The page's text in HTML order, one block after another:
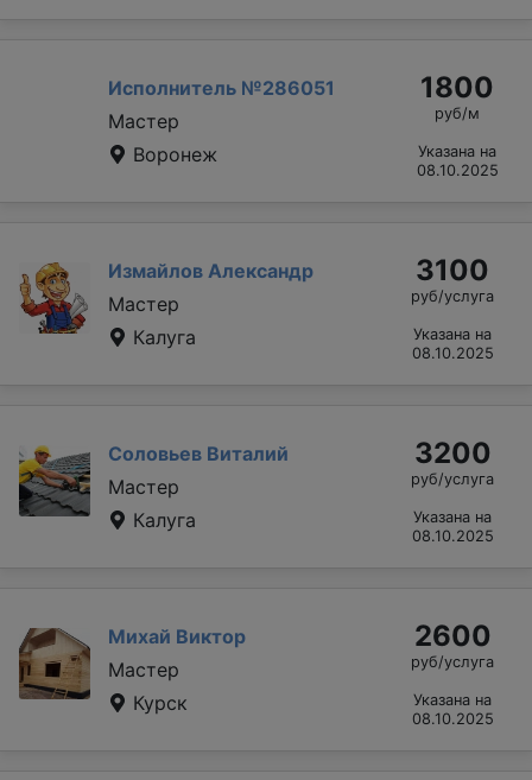
Исполнитель №286051
Мастер
Воронеж
1800
руб/м
Указана на
08.10.2025
Измайлов Александр
Мастер
Калуга
3100
руб/услуга
Указана на
08.10.2025
Соловьев Виталий
Мастер
Калуга
3200
руб/услуга
Указана на
08.10.2025
Михай Виктор
Мастер
Курск
2600
руб/услуга
Указана на
08.10.2025